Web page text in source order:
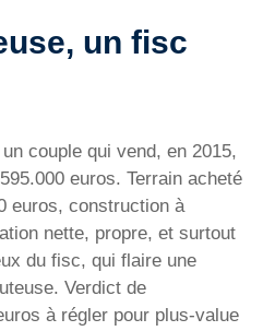
un fisc
couple qui vend, en 2015,
euros. Terrain acheté
euros, construction à
nette, propre, et surtout
du fisc, qui flaire une
Verdict de
à régler pour plus-value